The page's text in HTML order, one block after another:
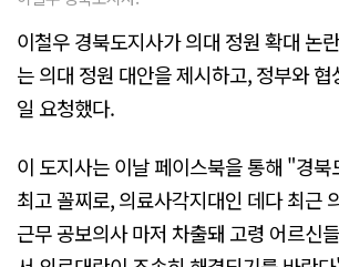
이철우 경북도지사가 의대 정원 확대 논
는 의대 정원 대안을 제시하고, 정부와
일 요청했다.
이 도지사는 이날 페이스북을 통해 "경
최고 꼴찌로, 의료사각지대인 데다 최근
근무 공보의사 마저 차출돼 고령 어르신